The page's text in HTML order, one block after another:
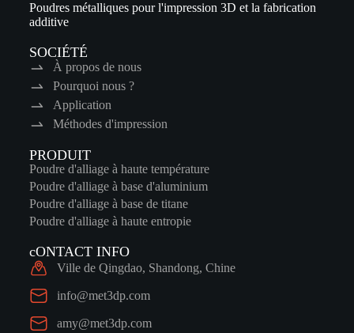
Poudres métalliques pour l'impression 3D et la fabrication
additive
SOCIÉTÉ
À propos de nous
Pourquoi nous ?
Application
Méthodes d'impression
PRODUIT
Poudre d'alliage à haute température
Poudre d'alliage à base d'aluminium
Poudre d'alliage à base de titane
Poudre d'alliage à haute entropie
cONTACT INFO
Ville de Qingdao, Shandong, Chine
info@met3dp.com
amy@met3dp.com